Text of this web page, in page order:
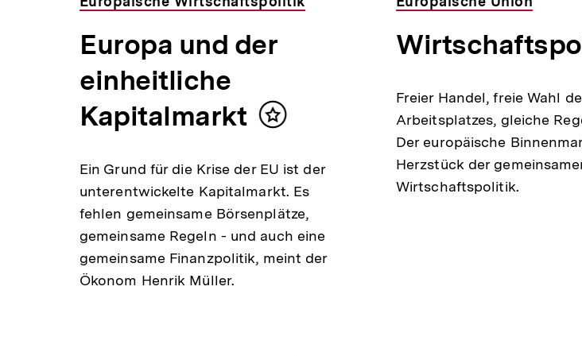
Europa und der
einheitliche
Kapitalmarkt
Inhalt
Ein Grund für die Krise der EU ist der
unterentwickelte Kapitalmarkt. Es
fehlen gemeinsame Börsenplätze,
gemeinsame Regeln - und auch eine
gemeinsame Finanzpolitik, meint der
Ökonom Henrik Müller.
Freier Handel, freie Wahl
Arbeitsplatzes, gleiche
Der europäische
Herzstück der
Wirtschaftspolitik.